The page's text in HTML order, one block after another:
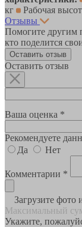
кг
Рабочая
Отзывы
Помогите другим
кто поделится
Оставить отзыв
Оставить отзыв
Ваша оценка *
Рекомендуете
Да
Нет
Комментарии *
Загрузите фото
Максимальный
Укажите,